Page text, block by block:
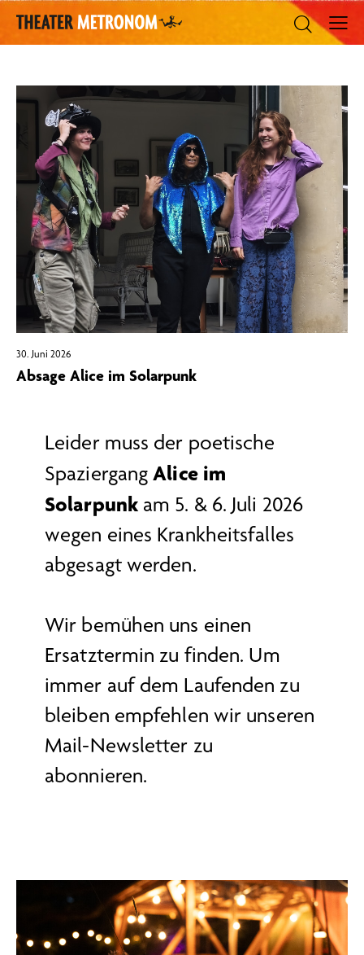
30. Juni 2026
Absage Alice im Solarpunk
Leider muss der poetische
SpaziergangAlice im
Solarpunkam 5. & 6. Juli 2026
wegen eines Krankheitsfalles
abgesagt werden.
Wir bemühen uns einen
Ersatztermin zu finden. Um
immer auf dem Laufenden zu
bleiben empfehlen wir unseren
Mail-Newsletter zu
abonnieren.